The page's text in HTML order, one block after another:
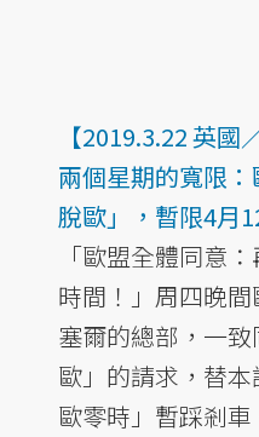
【2019.3.22 英國
兩個星期的寬限
脫歐」，暫限4月
「歐盟全體同意
時間！」周四晚
塞爾的總部，一
歐」的請求，替
歐零時」暫踩剎